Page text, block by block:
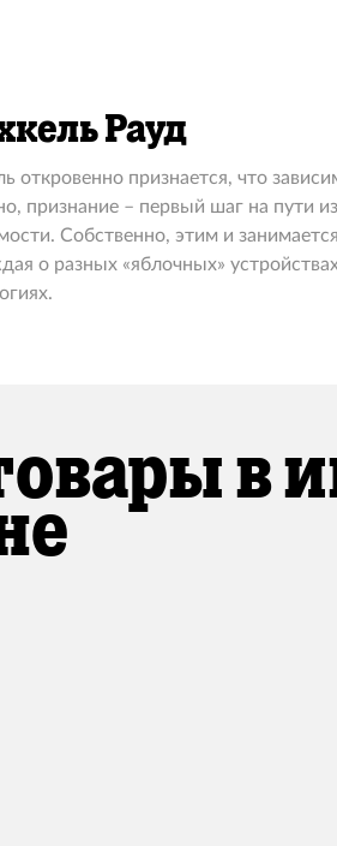
Рауд
откровенно признается, что
признание – первый шаг на пути
Собственно, этим и
о разных «яблочных»
в